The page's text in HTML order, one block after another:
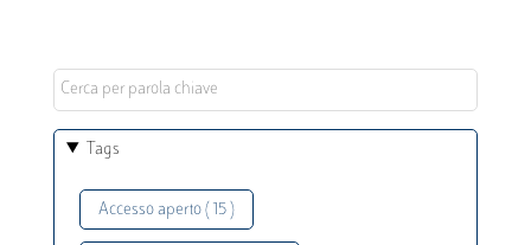
Tags
Accesso aperto ( 15 )